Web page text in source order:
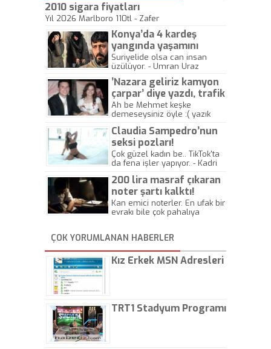
2010 sigara fiyatları
Yıl 2026 Marlboro 110tl - Zafer
Konya’da 4 kardeş
yangında yaşamını
yitirdi
Suriyelide olsa can insan
üzülüyor. - Umran Uraz
’Nazara geliriz kamyon
çarpar’ diye yazdı, trafik
kazasında öldü!
Ah be Mehmet keşke
demeseysiniz öyle :( yazık
Claudia Sampedro’nun
seksi pozları!
Çok güzel kadın be.. TikTok'ta
da fena işler yapıyor. - Kadri
200 lira masraf çıkaran
noter şartı kalktı!
Kan emici noterler. En ufak bir
evrakı bile çok pahalıya
kaptırıyorsunuz. - Kayhan
Gezenti
ÇOK YORUMLANAN HABERLER
Kız Erkek MSN Adresleri
TRT1 Stadyum Programı